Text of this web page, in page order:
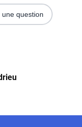
une question